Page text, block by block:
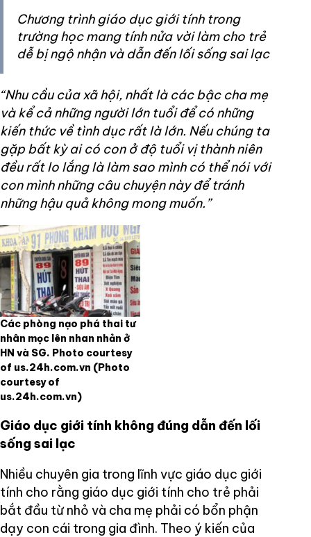
Chương trình giáo dục giới tính trong
trường học mang tính nửa vời làm cho trẻ
dễ bị ngộ nhận và dẫn đến lối sống sai lạc
“Nhu cầu của xã hội, nhất là các bậc cha mẹ
và kể cả những người lớn tuổi để có những
kiến thức về tình dục rất là lớn. Nếu chúng ta
gặp bất kỳ ai có con ở độ tuổi vị thành niên
đều rất lo lắng là làm sao mình có thể nói với
con mình những câu chuyện này để tránh
những hậu quả không mong muốn.”
Các phòng nạo phá thai tư
nhân mọc lên nhan nhản ở
HN và SG. Photo courtesy
of us.24h.com.vn (Photo
courtesy of
us.24h.com.vn)
Giáo dục giới tính không đúng dẫn đến lối
sống sai lạc
Nhiều chuyên gia trong lĩnh vực giáo dục giới
tính cho rằng giáo dục giới tính cho trẻ phải
bắt đầu từ nhỏ và cha mẹ phải có bổn phận
dạy con cái trong gia đình. Theo ý kiến của